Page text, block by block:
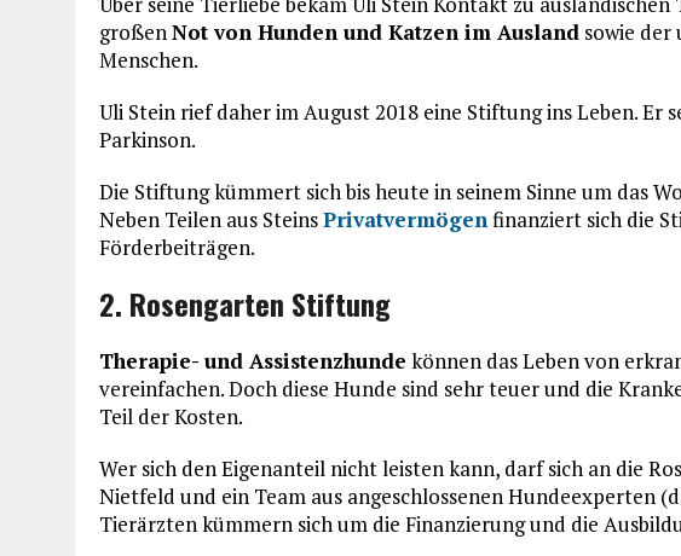
großenNot von Hunden und Katzen im Ausland sowie
Menschen.
Uli Stein rief daher im August 2018 eine Stiftung ins Leben. Er
Parkinson.
Die Stiftung kümmert sich bis heute in seinem Sinne um das
Neben Teilen aus SteinsPrivatvermögenfinanziert sich die
Förderbeiträgen.
2. Rosengarten Stiftung
Therapie- und Assistenzhunde können das Leben von
vereinfachen. Doch diese Hunde sind sehr teuer und die
Teil der Kosten.
Wer sich den Eigenanteil nicht leisten kann, darf sich an die
Nietfeld und ein Team aus angeschlossenen Hundeexperten
Tierärzten kümmern sich um die Finanzierung und die